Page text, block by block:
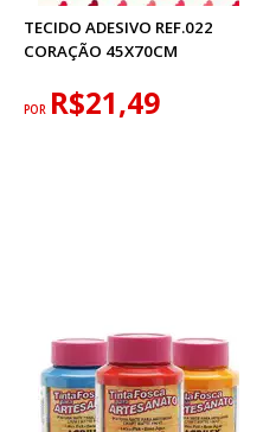
TECIDO ADESIVO REF.022
CORAÇÃO 45X70CM
POR R$21,49